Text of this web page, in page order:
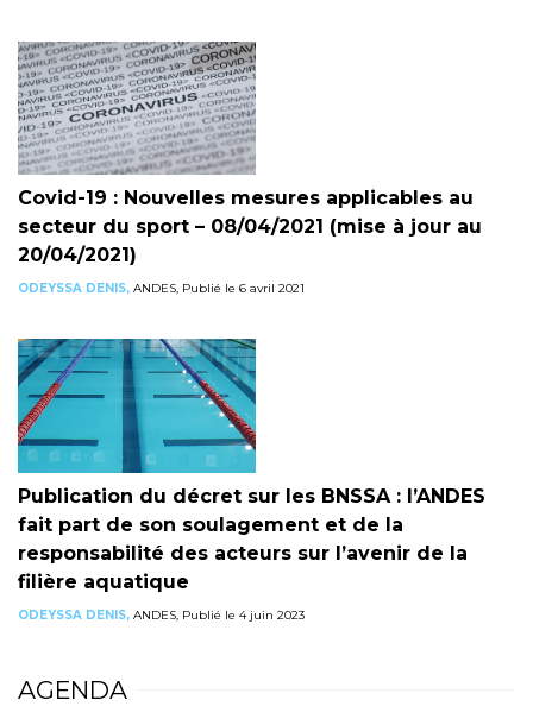
Covid-19 : Nouvelles mesures applicables au
secteur du sport – 08/04/2021 (mise à jour au
20/04/2021)
ODEYSSA DENIS, ANDES, Publié le 6 avril 2021
Publication du décret sur les BNSSA : l’ANDES
fait part de son soulagement et de la
responsabilité des acteurs sur l’avenir de la
filière aquatique
ODEYSSA DENIS, ANDES, Publié le 4 juin 2023
AGENDA